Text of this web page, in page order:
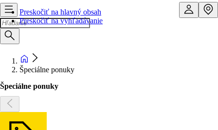
Preskočiť na hlavný obsah
Preskočiť na vyhľadávanie
Špeciálne ponuky
Špeciálne ponuky